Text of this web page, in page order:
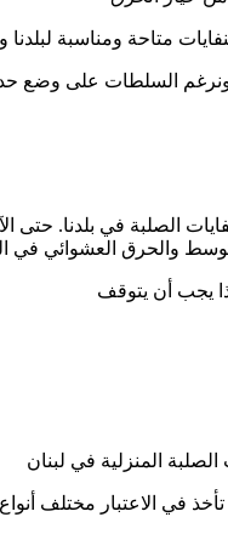
متاحة ومناسبة
السلطات على وضع حد
الصلبة في بلدنا.
والحرق العشوائي في
يجب أن يتوقف
تأخذ في الاعتبار مختلف